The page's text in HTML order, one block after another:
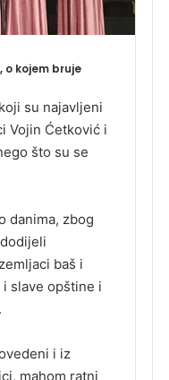
o kojem bruje
su najavljeni
Vojin Ćetković i
što su se
danima, zbog
baš i
slave opštine i
i iz
mahom ratni